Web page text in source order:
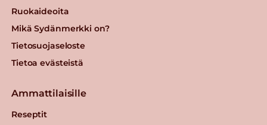
Ruokaideoita
Mikä Sydänmerkki on?
Tietosuojaseloste
Tietoa evästeistä
Ammattilaisille
Reseptit